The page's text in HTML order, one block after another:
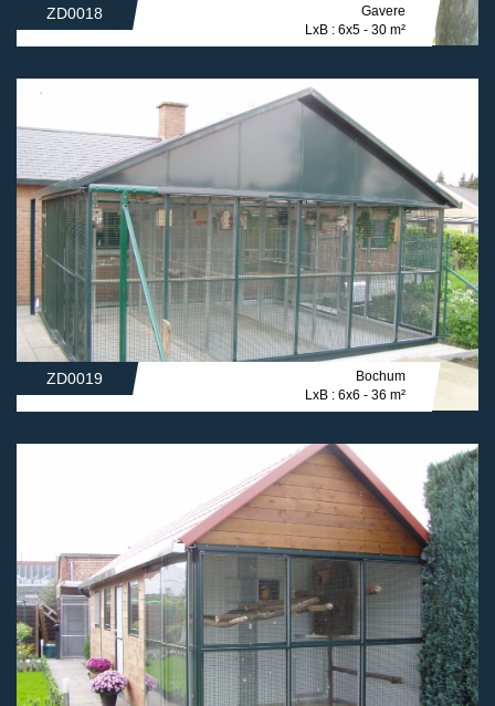
ZD0018
Gavere
LxB : 6x5 - 30 m²
ZD0019
Bochum
LxB : 6x6 - 36 m²